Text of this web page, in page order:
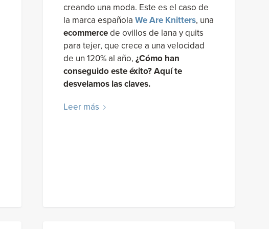
creando una moda. Este es el caso de
la marca española We Are Knitters, una
ecommercede ovillos de lana y quits
para tejer, que crece a una velocidad
de un 120% al año, ¿Cómo han
conseguido este éxito? Aquí te
desvelamos las claves.
Leer más